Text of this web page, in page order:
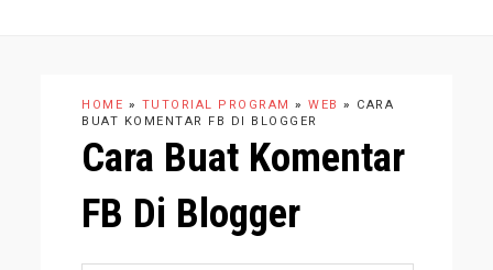
HOME » TUTORIAL PROGRAM »WEB » CARA
BUAT KOMENTAR FB DI BLOGGER
Cara Buat Komentar
FB Di Blogger